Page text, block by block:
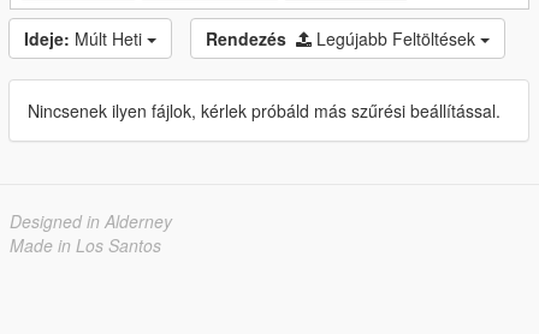
Ideje: Múlt Heti Rendezés Legújabb Feltöltések
Nincsenek ilyen fájlok, kérlek próbáld más szűrési beállítással.
Designed in Alderney
Made in Los Santos